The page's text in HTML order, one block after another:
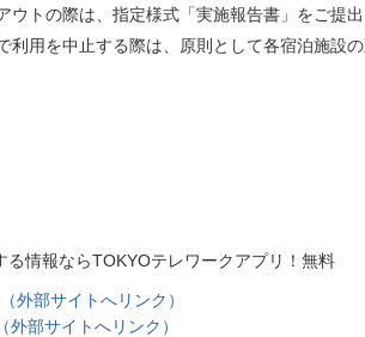
ウトの際は、指定様式「実施報告書」をご提出
利用を中止する際は、原則として各宿泊施設
る情報ならTOKYOテレワークアプリ！無料
外部サイトへリンク）
外部サイトへリンク）